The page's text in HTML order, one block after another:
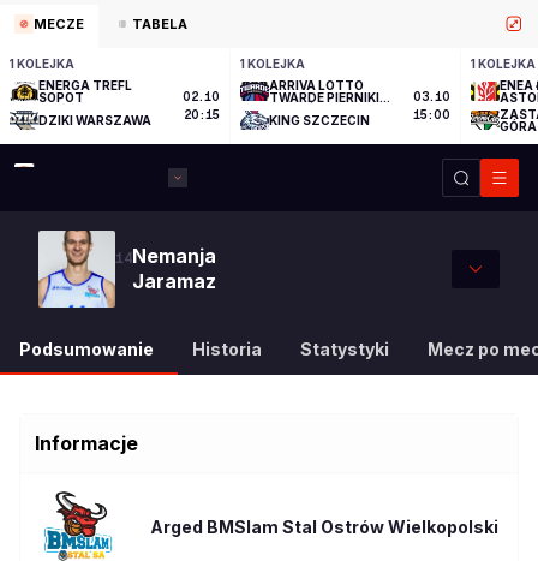
MECZE TABELA
1 KOLEJKA
ENERGA TREFL
SOPOT
DZIKI WARSZAWA
02.10
20:15
1 KOLEJKA
ARRIVA LOTTO
TWARDE PIERNIKI
KING SZCZECIN
03.10
15:00
1 KOLEJKA
ENEA
GÓRA
14Nemanja
Jaramaz
Podsumowanie Historia Statystyki Mecz po
Informacje
Arged BMSlam Stal Ostrów Wielkopolski